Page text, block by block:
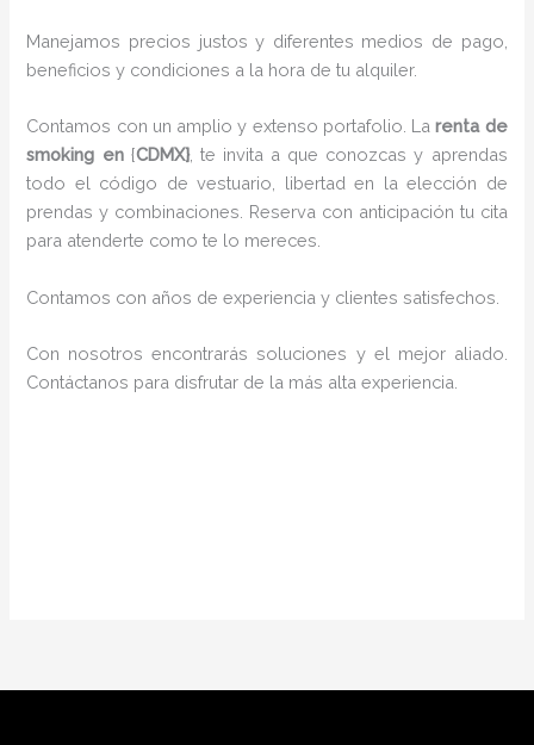
Manejamos precios justos y diferentes medios de pago,
beneficios y condiciones a la hora de tu alquiler.
Contamos con un amplio y extenso portafolio. Larenta de
smoking en {CDMX}, te invita a que conozcas y aprendas
todo el código de vestuario, libertad en la elección de
prendas y combinaciones. Reserva con anticipación tu cita
para atenderte como te lo mereces.
Contamos con años de experiencia y clientes satisfechos.
Con nosotros encontrarás soluciones y el mejor aliado.
Contáctanos para disfrutar de la más alta experiencia.